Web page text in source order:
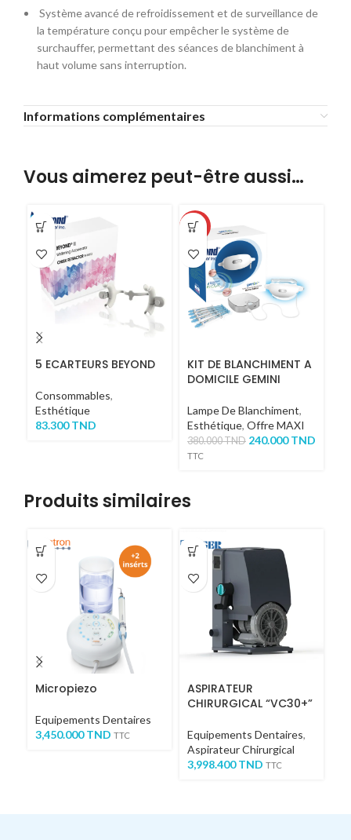
Système avancé de refroidissement et de surveillance de
la température conçu pour empêcher le système de
surchauffer, permettant des séances de blanchiment à
haut volume sans interruption.
Informations complémentaires
Vous aimerez peut-être aussi…
5 ECARTEURS BEYOND
Consommables,
Esthétique
83.300TND
-37%
KIT DE BLANCHIMENT A
DOMICILE GEMINI
Lampe De Blanchiment,
Esthétique, Offre MAXI
380.000TND 240.000TND
TTC
Produits similaires
Micropiezo
Equipements Dentaires
3,450.000TND TTC
ASPIRATEUR
CHIRURGICAL “VC30+”
Equipements Dentaires,
Aspirateur Chirurgical
3,998.400TND TTC